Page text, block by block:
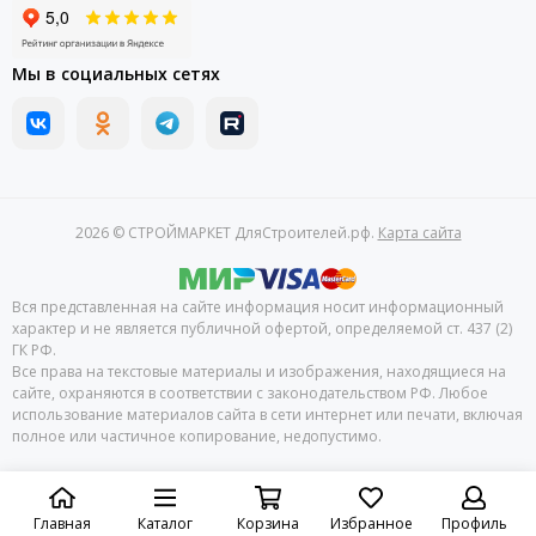
Мы в социальных сетях
2026 © СТРОЙМАРКЕТ ДляСтроителей.рф. Карта сайта
Вся представленная на сайте информация носит информационный
характер и не является публичной офертой, определяемой ст. 437 (2)
ГК РФ.
Все права на текстовые материалы и изображения, находящиеся на
сайте, охраняются в соответствии с законодательством РФ. Любое
использование материалов сайта в сети интернет или печати, включая
полное или частичное копирование, недопустимо.
Главная Каталог Корзина Избранное Профиль